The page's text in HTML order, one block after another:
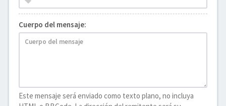
Cuerpo del mensaje:
Este mensaje será enviado como texto plano, no incluya